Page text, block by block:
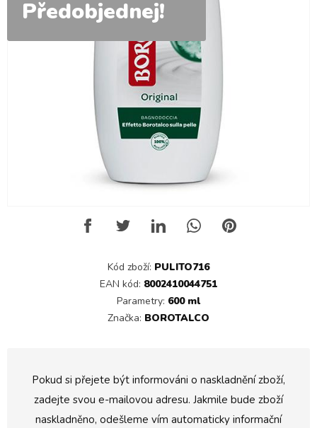
Předobjednej!
Kód zboží: PULITO716
EAN kód: 8002410044751
Parametry: 600 ml
Značka: BOROTALCO
Pokud si přejete být informováni o naskladnění zboží,
zadejte svou e-mailovou adresu. Jakmile bude zboží
naskladněno, odešleme vím automaticky informační